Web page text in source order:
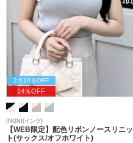
2点10％OFF
14％OFF
INGNI(イング)
【WEB限定】配色リボンノースリニッ
ト(サックス/オフホワイト)